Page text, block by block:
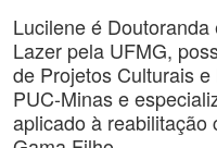
Lucilene é
Lazer pela UFMG,
de Projetos Culturais
PUC-Minas e
aplicado à